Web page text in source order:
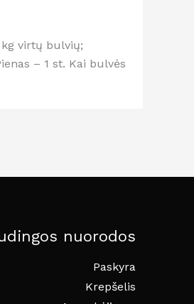
virtų bulvių;
– 1 st. Kai bulvės
nuorodos
Paskyra
Krepšelis